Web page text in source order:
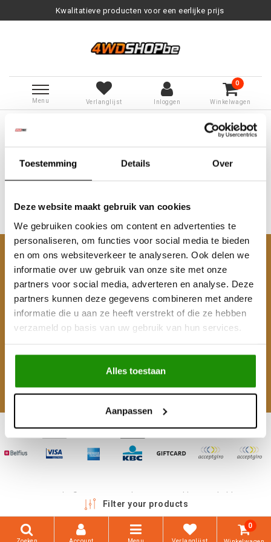
Toestemming Details Over
Deze website maakt gebruik van cookies
We gebruiken cookies om content en advertenties te
personaliseren, om functies voor social media te bieden
en om ons websiteverkeer te analyseren. Ook delen we
informatie over uw gebruik van onze site met onze
partners voor social media, adverteren en analyse. Deze
partners kunnen deze gegevens combineren met andere
informatie die u aan ze heeft verstrekt of die ze hebben
verzameld op basis van uw gebruik van hun services.
Alles toestaan
Aanpassen
Kwalitatieve producten voor een eerlijke prijs
Menu Verlanglijst Inloggen
0
Winkelwagen
Geen producten gevonden!...
Klantenservice
Mijn account
Categorieën
Copyright © 2026 - 4WD Shop | Powered by emarkable
Filter your products
0